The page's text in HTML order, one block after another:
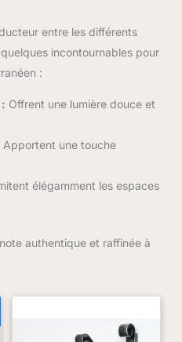
entre les différents
incontournables pour
:
Offrent une lumière douce et
Apportent une touche
élégamment les espaces
authentique et raffinée à